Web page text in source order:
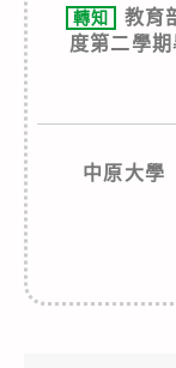
轉知
教育
度第二學
中原大學